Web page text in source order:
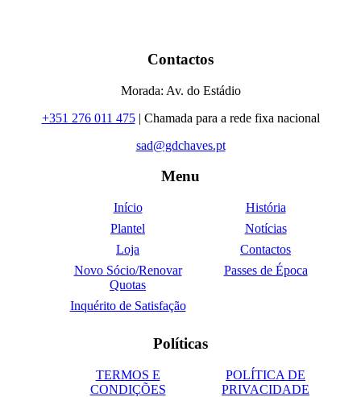
Contactos
Morada: Av. do Estádio
+351 276 011 475| Chamada para a rede fixa nacional
sad@gdchaves.pt
Menu
Início
História
Plantel
Notícias
Loja
Contactos
Novo Sócio/Renovar
Quotas
Passes de Época
Inquérito de Satisfação
Políticas
TERMOS E
CONDIÇÕES
POLÍTICA DE
PRIVACIDADE